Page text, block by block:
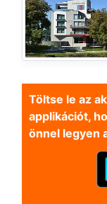
Töltse le az
applikációt,
önnel legyen